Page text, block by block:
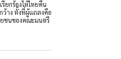
ยกร้องให้ไทยคืน
ว้าง ทั้งที่ผู้แถลงคือ
ชนของคณะมนตรี